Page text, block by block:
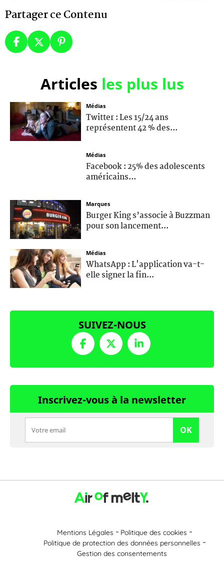
Partager ce Contenu
Articles les plus lus
Médias
Twitter : Les 15/24 ans
représentent 42 % des...
Médias
Facebook : 25% des adolescents
américains...
Marques
Burger King s’associe à Buzzman
pour son lancement...
Médias
WhatsApp : L'application va-t-
elle signer la fin...
SUIVEZ-NOUS
Inscrivez-vous à la newsletter
OK
Mentions Légales
Politique des cookies
Politique de protection des données personnelles
Gestion des consentements